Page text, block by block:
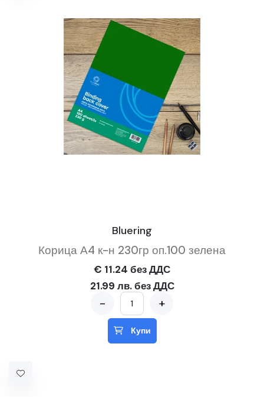
Bluering
Корица А4 к-н 230гр оп.100 зелена
€ 11.24 без ДДС
21.99 лв. без ДДС
- +
Купи